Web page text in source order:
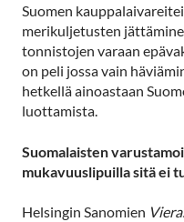
Suomen
merikuljetusten
tonnistojen varaan
on peli jossa vain
hetkellä ainoastaan
luottamista.
Suomalaisten
mukavuuslipuilla sitä ei
Helsingin Sanomien